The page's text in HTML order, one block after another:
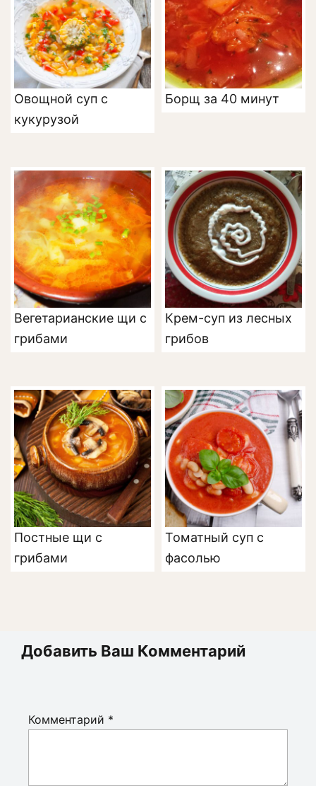
Овощной суп с
кукурузой
Борщ за 40 минут
Вегетарианские щи с
грибами
Крем-суп из лесных
грибов
Постные щи с
грибами
Томатный суп с
фасолью
Добавить Ваш Комментарий
Комментарий *